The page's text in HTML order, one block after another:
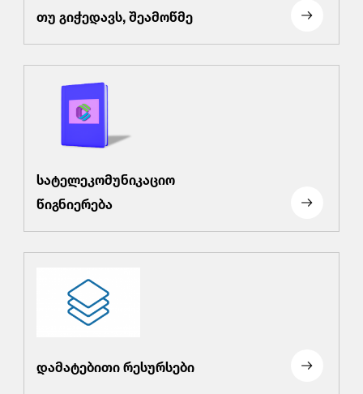
თუ გიჭედავს, შეამოწმე
სატელეკომუნიკაციო
წიგნიერება
დამატებითი რესურსები